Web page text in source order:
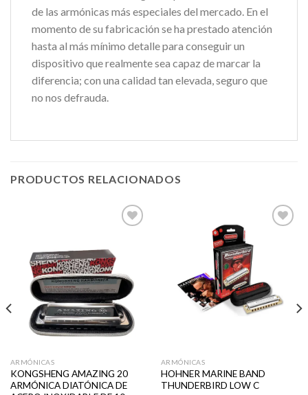
de las armónicas más especiales del mercado. En el
momento de su fabricación se ha prestado atención
hasta al más mínimo detalle para conseguir un
dispositivo que realmente sea capaz de marcar la
diferencia; con una calidad tan elevada, seguro que
no nos defrauda.
PRODUCTOS RELACIONADOS
Añadir
lista de
deseos
ARMÓNICAS
KONGSHENG AMAZING 20
ARMÓNICA DIATÓNICA DE
deseos
ARMÓNICAS
HOHNER MARINE BAND
THUNDERBIRD LOW C